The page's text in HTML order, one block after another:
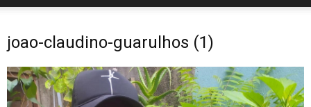
joao-claudino-guarulhos (1)